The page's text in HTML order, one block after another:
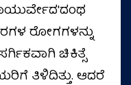
ರೋಗಗಳನ್ನು
ಚಿಕಿತ್ಸೆ
ತಿಳಿದಿತ್ತು. ಆದರೆ